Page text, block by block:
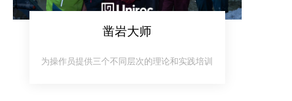
凿岩大师
为操作员提供三个不同层次的理论和实践培训​​​​​​​